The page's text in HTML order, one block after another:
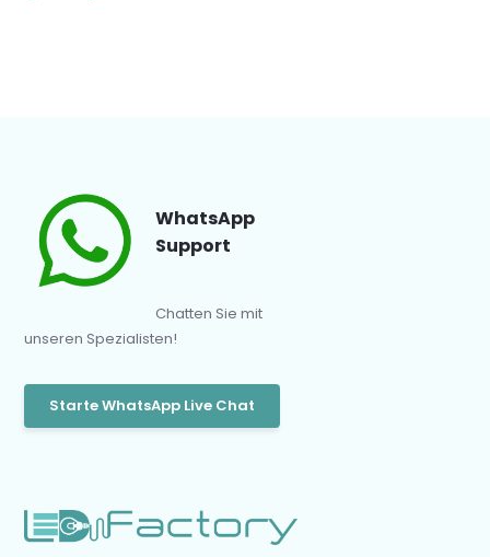
WhatsApp
Support
Chatten Sie mit
unseren Spezialisten!
Starte WhatsApp Live Chat